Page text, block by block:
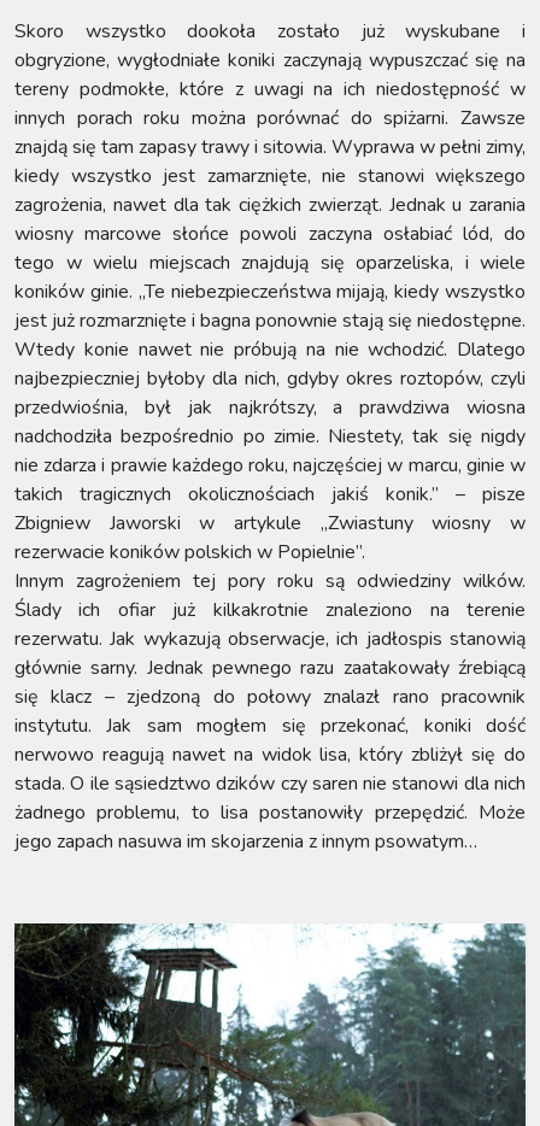
Skoro wszystko dookoła zostało już wyskubane i
obgryzione, wygłodniałe koniki zaczynają wypuszczać się na
tereny podmokłe, które z uwagi na ich niedostępność w
innych porach roku można porównać do spiżarni. Zawsze
znajdą się tam zapasy trawy i sitowia. Wyprawa w pełni zimy,
kiedy wszystko jest zamarznięte, nie stanowi większego
zagrożenia, nawet dla tak ciężkich zwierząt. Jednak u zarania
wiosny marcowe słońce powoli zaczyna osłabiać lód, do
tego w wielu miejscach znajdują się oparzeliska, i wiele
koników ginie. „Te niebezpieczeństwa mijają, kiedy wszystko
jest już rozmarznięte i bagna ponownie stają się niedostępne.
Wtedy konie nawet nie próbują na nie wchodzić. Dlatego
najbezpieczniej byłoby dla nich, gdyby okres roztopów, czyli
przedwiośnia, był jak najkrótszy, a prawdziwa wiosna
nadchodziła bezpośrednio po zimie. Niestety, tak się nigdy
nie zdarza i prawie każdego roku, najczęściej w marcu, ginie w
takich tragicznych okolicznościach jakiś konik.” – pisze
Zbigniew Jaworski w artykule „Zwiastuny wiosny w
rezerwacie koników polskich w Popielnie”.
Innym zagrożeniem tej pory roku są odwiedziny wilków.
Ślady ich ofiar już kilkakrotnie znaleziono na terenie
rezerwatu. Jak wykazują obserwacje, ich jadłospis stanowią
głównie sarny. Jednak pewnego razu zaatakowały źrebiącą
się klacz – zjedzoną do połowy znalazł rano pracownik
instytutu. Jak sam mogłem się przekonać, koniki dość
nerwowo reagują nawet na widok lisa, który zbliżył się do
stada. O ile sąsiedztwo dzików czy saren nie stanowi dla nich
żadnego problemu, to lisa postanowiły przepędzić. Może
jego zapach nasuwa im skojarzenia z innym psowatym…